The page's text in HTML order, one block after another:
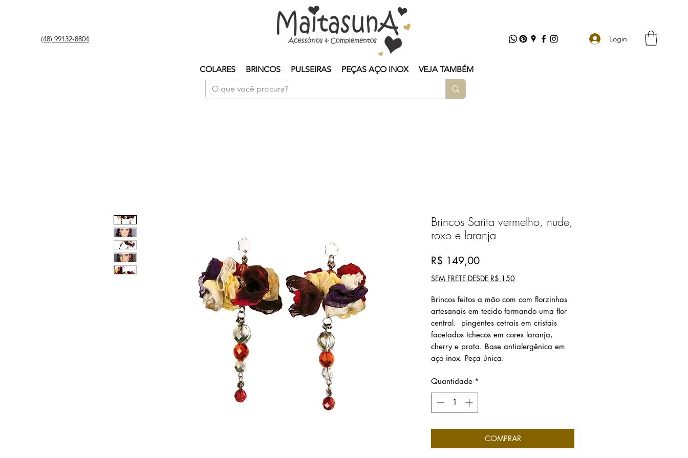
(48) 99132-8804
COLARES BRINCOS PULSEIRAS PEÇAS AÇO INOX VEJA TAMBÉM
Login
Brincos Sarita vermelho, nude,
roxo e laranja
R$ 149,00Preço
SEM FRETE DESDE R$ 150
Brincos feitos a mão com com florzinhas
artesanais em tecido formando uma flor
central. pingentes cetrais em cristais
facetados tchecos em cores laranja,
cherry e prata. Base antialergênica em
aço inox. Peça única.
Quantidade *
COMPRAR